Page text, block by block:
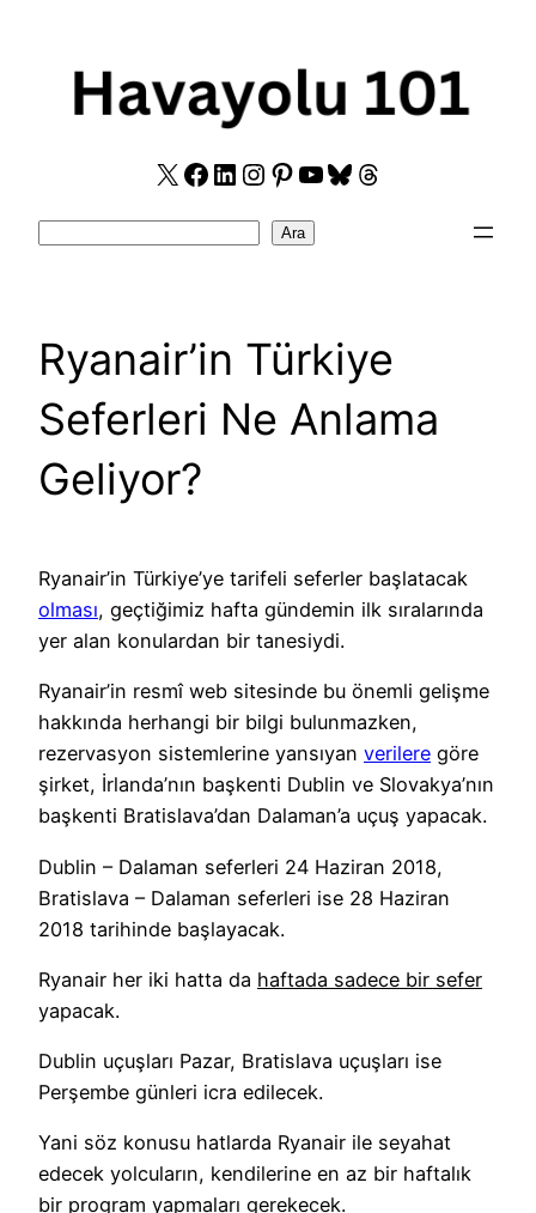
X Facebook
LinkedIn
Instagram
Pinterest
YouTube
Bluesky
Threads
Ara
Ryanair’in Türkiye
Seferleri Ne Anlama
Geliyor?
Ryanair’in Türkiye’ye tarifeli seferler başlatacak
olması, geçtiğimiz hafta gündemin ilk sıralarında
yer alan konulardan bir tanesiydi.
Ryanair’in resmî web sitesinde bu önemli gelişme
hakkında herhangi bir bilgi bulunmazken,
rezervasyon sistemlerine yansıyan verilere göre
şirket, İrlanda’nın başkenti Dublin ve Slovakya’nın
başkenti Bratislava’dan Dalaman’a uçuş yapacak.
Dublin – Dalaman seferleri 24 Haziran 2018,
Bratislava – Dalaman seferleri ise 28 Haziran
2018 tarihinde başlayacak.
Ryanair her iki hatta da haftada sadece bir sefer
yapacak.
Dublin uçuşları Pazar, Bratislava uçuşları ise
Perşembe günleri icra edilecek.
Yani söz konusu hatlarda Ryanair ile seyahat
edecek yolcuların, kendilerine en az bir haftalık
bir program yapmaları gerekecek.